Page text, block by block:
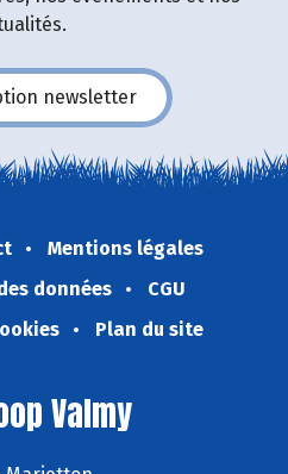
newsletter
Mentions légales
données
CGU
Plan du site
Valmy